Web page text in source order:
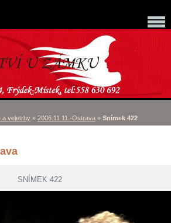
a veletrhy » 2006.11.11.-Ostrava » Snímek 422
SNÍMEK 422